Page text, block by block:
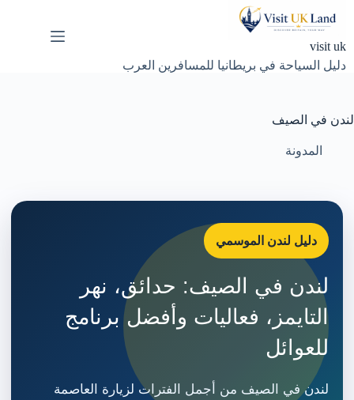
visit uk
دليل السياحة في بريطانيا للمسافرين العرب
لندن في الصيف
المدونة
دليل لندن الموسمي
لندن في الصيف: حدائق، نهر
التايمز، فعاليات وأفضل برنامج
للعوائل
لندن في الصيف من أجمل الفترات لزيارة العاصمة